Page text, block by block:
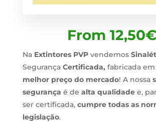
From 12,50€
Na Extintores PVPvendemos
Segurança Certificada, fabricada
melhor preço do mercado! A nossa
segurança é de alta qualidadee,
ser certificada, cumpre todas as
legislação.